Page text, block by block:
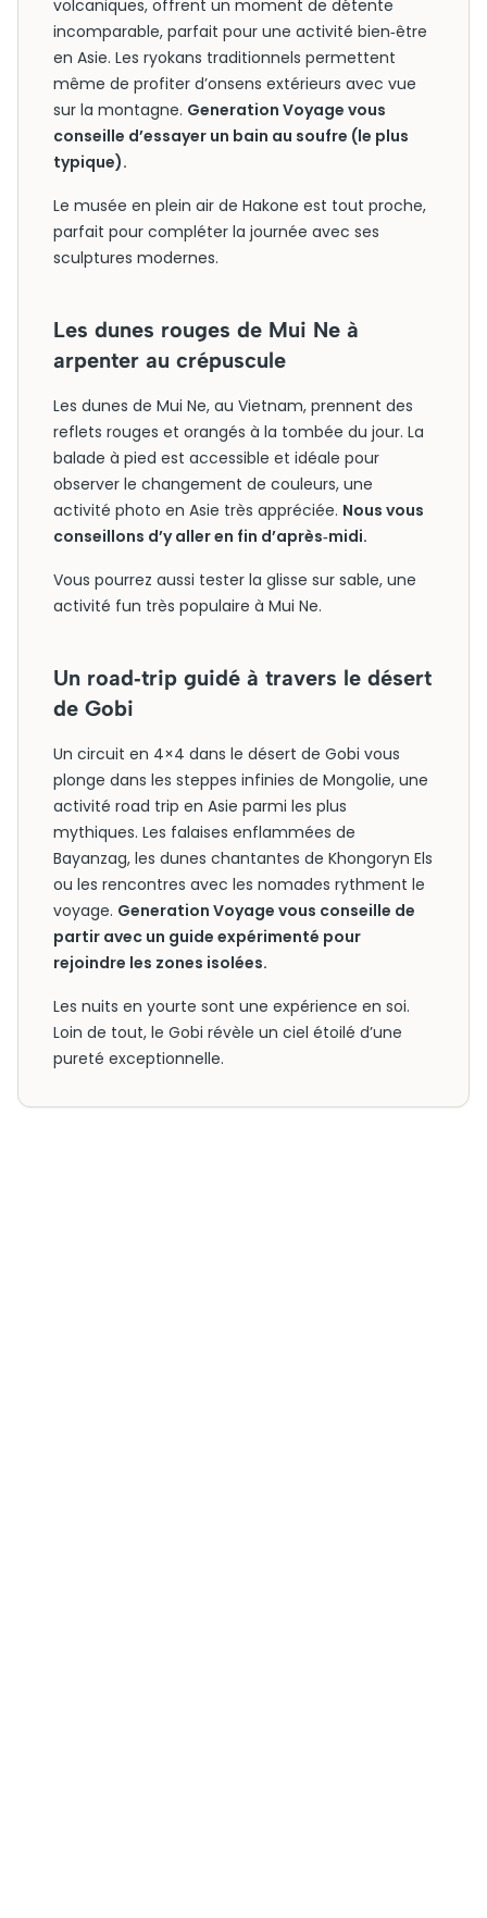
volcaniques, offrent un moment de détente
incomparable, parfait pour une activité bien‑être
en Asie. Les ryokans traditionnels permettent
même de profiter d’onsens extérieurs avec vue
sur la montagne. Generation Voyage vous
conseille d’essayer un bain au soufre (le plus
typique).
Le musée en plein air de Hakone est tout proche,
parfait pour compléter la journée avec ses
sculptures modernes.
Les dunes rouges de Mui Ne à
arpenter au crépuscule
Les dunes de Mui Ne, au Vietnam, prennent des
reflets rouges et orangés à la tombée du jour. La
balade à pied est accessible et idéale pour
observer le changement de couleurs, une
activité photo en Asie très appréciée. Nous vous
conseillons d’y aller en fin d’après‑midi.
Vous pourrez aussi tester la glisse sur sable, une
activité fun très populaire à Mui Ne.
Un road‑trip guidé à travers le désert
de Gobi
Un circuit en 4×4 dans le désert de Gobi vous
plonge dans les steppes infinies de Mongolie, une
activité road trip en Asie parmi les plus
mythiques. Les falaises enflammées de
Bayanzag, les dunes chantantes de Khongoryn Els
ou les rencontres avec les nomades rythment le
voyage. Generation Voyage vous conseille de
partir avec un guide expérimenté pour
rejoindre les zones isolées.
Les nuits en yourte sont une expérience en soi.
Loin de tout, le Gobi révèle un ciel étoilé d’une
pureté exceptionnelle.